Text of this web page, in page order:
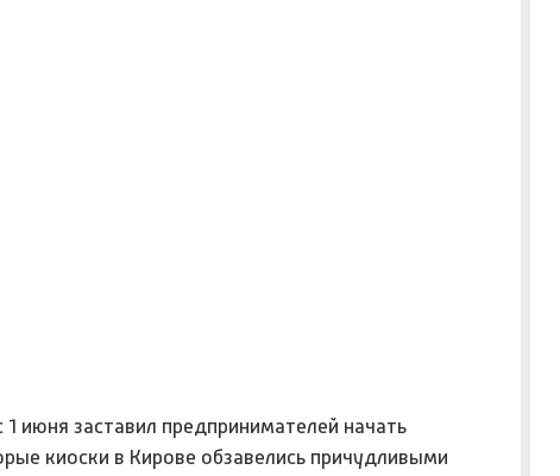
июня заставил предпринимателей начать
киоски в Кирове обзавелись причудливыми